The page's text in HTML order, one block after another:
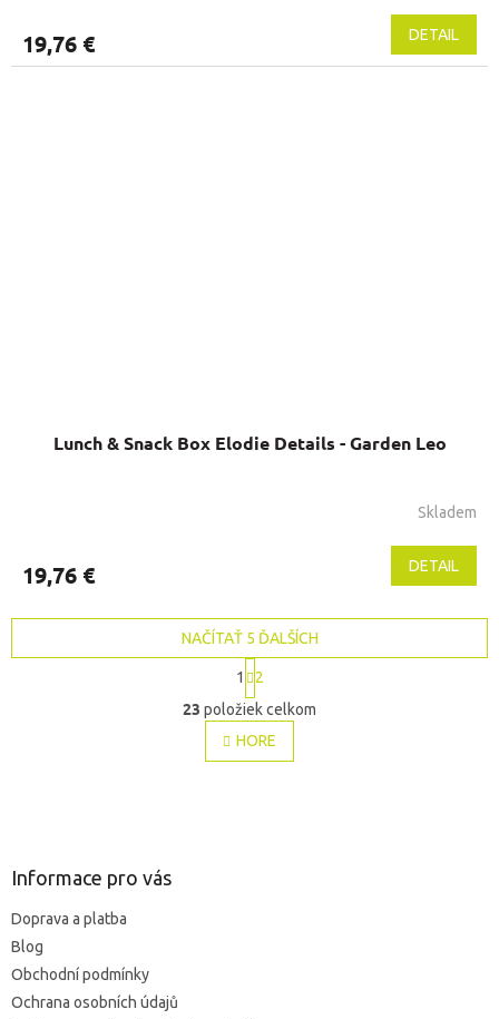
19,76 € DETAIL
Lunch & Snack Box Elodie Details - Garden Leo
Skladem
19,76 € DETAIL
O
v
l
á
NAČÍTAŤ 5 ĎALŠÍCH
S
t
r
á
n
k
1 2
23 položiek celkom
HORE
Informace pro vás
Doprava a platba
Blog
Obchodní podmínky
Ochrana osobních údajů